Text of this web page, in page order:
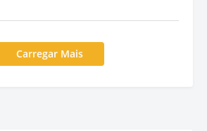
Carregar Mais